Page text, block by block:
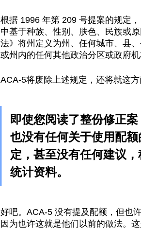
根据 1996 年第 209 号提案的规定
中基于种族、性别、肤色、民族或
法》将州定义为州、任何城市、县
或州内的任何其他政治分区或政府机
ACA-5将废除上述规定，还将就这方
即使您阅读了整份修正
也没有任何关于使用配
定，甚至没有任何建议
统计资料。
好吧。ACA-5 没有提及配额，但也
因为也许这就是他们以前的做法。